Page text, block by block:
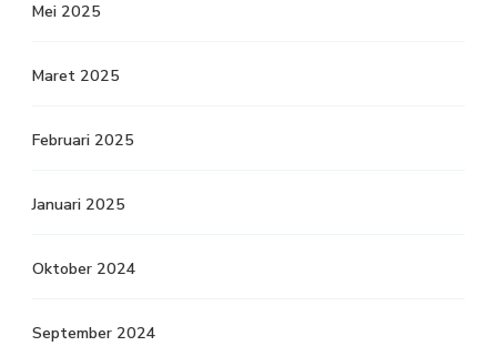
Mei 2025
Maret 2025
Februari 2025
Januari 2025
Oktober 2024
September 2024